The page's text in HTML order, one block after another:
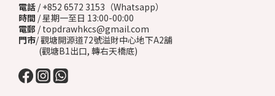
電話 / +852 6572 3153（Whatsapp）
時間 / 星期一至日 13:00-00:00
電郵 / topdrawhkcs@gmail.com
門市/ 觀塘開源道72號溢財中心地下A2舖
(觀塘B1出口, 轉右天橋底)